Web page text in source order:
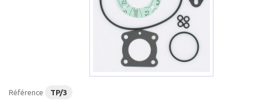
Référence TP/3